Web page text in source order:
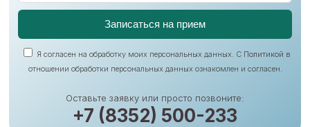
Я согласен на обработку моих персональных данных. С Политикой в
отношении обработки персональных данных ознакомлен и согласен.
Оставьте заявку или просто позвоните:
+7 (8352) 500-233